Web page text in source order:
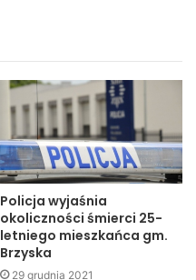
wypadek
Policja wyjaśnia
okoliczności śmierci 25-
letniego mieszkańca gm.
Brzyska
29 grudnia 2021